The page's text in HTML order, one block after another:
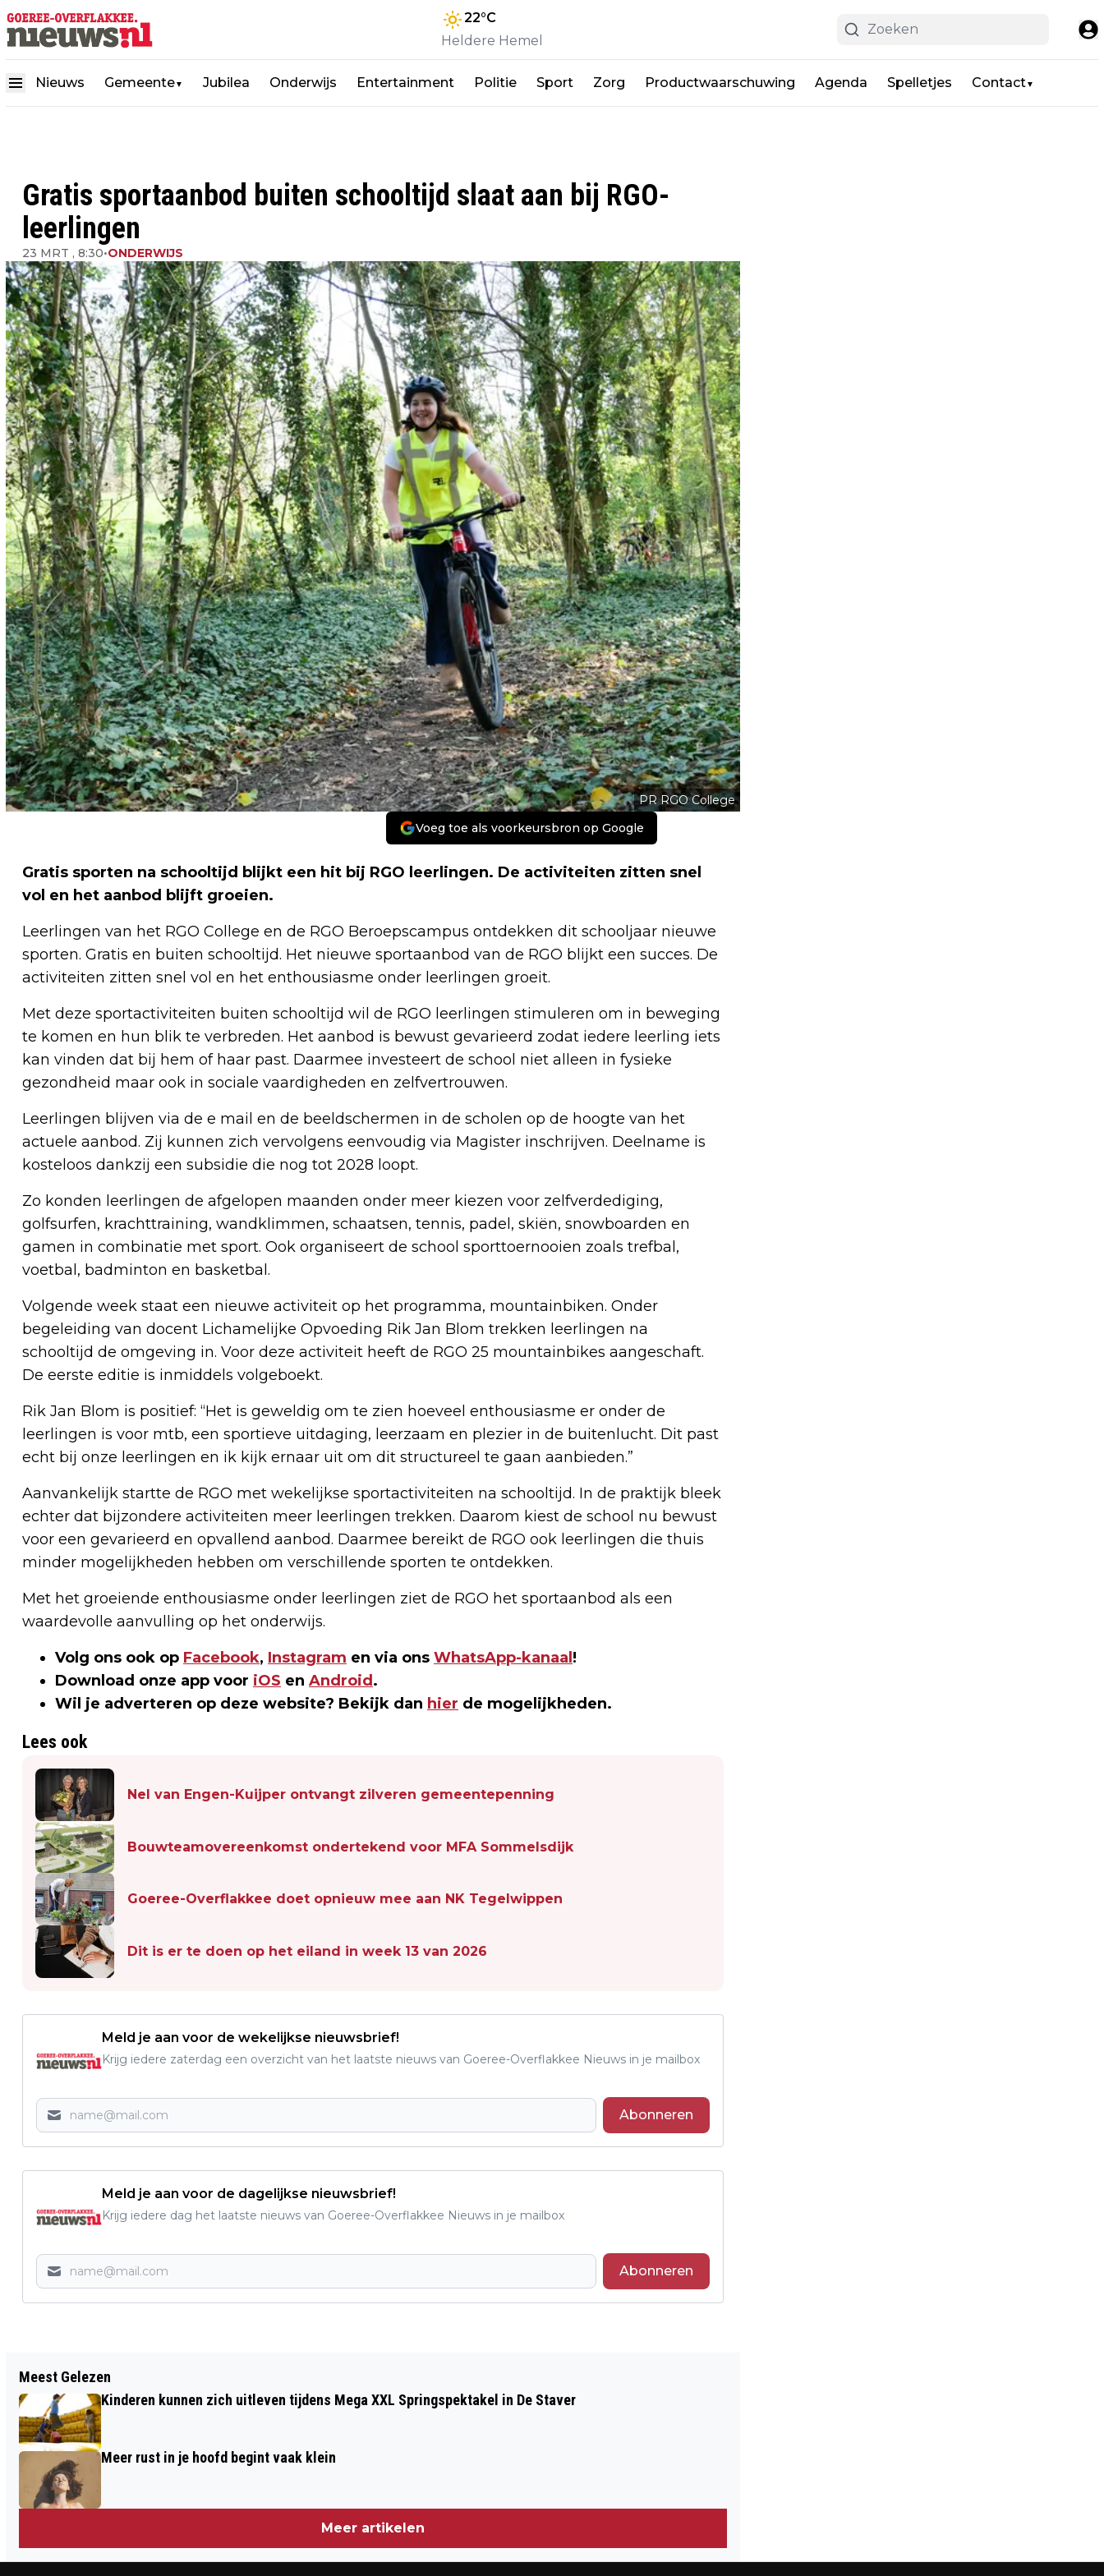
22°C
Heldere Hemel
Nieuws Gemeente▼ Jubilea Onderwijs Entertainment Politie Sport Zorg Productwaarschuwing Agenda Spelletjes Contact▼
Gratis sportaanbod buiten schooltijd slaat aan bij RGO-
leerlingen
23 MRT , 8:30•ONDERWIJS
PR RGO College
Voeg toe als voorkeursbron op Google
Gratis sporten na schooltijd blijkt een hit bij RGO leerlingen. De activiteiten zitten snel
vol en het aanbod blijft groeien.
Leerlingen van het RGO College en de RGO Beroepscampus ontdekken dit schooljaar nieuwe
sporten. Gratis en buiten schooltijd. Het nieuwe sportaanbod van de RGO blijkt een succes. De
activiteiten zitten snel vol en het enthousiasme onder leerlingen groeit.
Met deze sportactiviteiten buiten schooltijd wil de RGO leerlingen stimuleren om in beweging
te komen en hun blik te verbreden. Het aanbod is bewust gevarieerd zodat iedere leerling iets
kan vinden dat bij hem of haar past. Daarmee investeert de school niet alleen in fysieke
gezondheid maar ook in sociale vaardigheden en zelfvertrouwen.
Leerlingen blijven via de e mail en de beeldschermen in de scholen op de hoogte van het
actuele aanbod. Zij kunnen zich vervolgens eenvoudig via Magister inschrijven. Deelname is
kosteloos dankzij een subsidie die nog tot 2028 loopt.
Zo konden leerlingen de afgelopen maanden onder meer kiezen voor zelfverdediging,
golfsurfen, krachttraining, wandklimmen, schaatsen, tennis, padel, skiën, snowboarden en
gamen in combinatie met sport. Ook organiseert de school sporttoernooien zoals trefbal,
voetbal, badminton en basketbal.
Volgende week staat een nieuwe activiteit op het programma, mountainbiken. Onder
begeleiding van docent Lichamelijke Opvoeding Rik Jan Blom trekken leerlingen na
schooltijd de omgeving in. Voor deze activiteit heeft de RGO 25 mountainbikes aangeschaft.
De eerste editie is inmiddels volgeboekt.
Rik Jan Blom is positief: “Het is geweldig om te zien hoeveel enthousiasme er onder de
leerlingen is voor mtb, een sportieve uitdaging, leerzaam en plezier in de buitenlucht. Dit past
echt bij onze leerlingen en ik kijk ernaar uit om dit structureel te gaan aanbieden.”
Aanvankelijk startte de RGO met wekelijkse sportactiviteiten na schooltijd. In de praktijk bleek
echter dat bijzondere activiteiten meer leerlingen trekken. Daarom kiest de school nu bewust
voor een gevarieerd en opvallend aanbod. Daarmee bereikt de RGO ook leerlingen die thuis
minder mogelijkheden hebben om verschillende sporten te ontdekken.
Met het groeiende enthousiasme onder leerlingen ziet de RGO het sportaanbod als een
waardevolle aanvulling op het onderwijs.
Volg ons ook op Facebook, Instagram en via ons WhatsApp-kanaal !
Download onze app voor iOS en Android .
Wil je adverteren op deze website? Bekijk dan hier de mogelijkheden.
Lees ook
Nel van Engen-Kuijper ontvangt zilveren gemeentepenning
Bouwteamovereenkomst ondertekend voor MFA Sommelsdijk
Goeree-Overflakkee doet opnieuw mee aan NK Tegelwippen
Dit is er te doen op het eiland in week 13 van 2026
Meld je aan voor de wekelijkse nieuwsbrief!
Krijg iedere zaterdag een overzicht van het laatste nieuws van Goeree-Overflakkee Nieuws in je mailbox
Abonneren
Meld je aan voor de dagelijkse nieuwsbrief!
Krijg iedere dag het laatste nieuws van Goeree-Overflakkee Nieuws in je mailbox
Abonneren
GOEDEMORGEN, HET IS VANDAAG
MAANDAG 23 MAART
KOPLOPER GHVV ’13
Meest Gelezen
Kinderen kunnen zich uitleven tijdens Mega XXL Springspektakel in De Staver
Meer rust in je hoofd begint vaak klein
Meer artikelen